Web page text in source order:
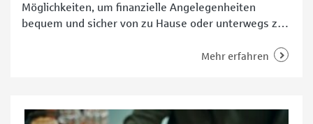
Möglichkeiten, um finanzielle Angelegenheiten
bequem und sicher von zu Hause oder unterwegs zu
Banking-Plattformen oder mobile Apps Kontostände
unserer Serie Digitales Banking bei der Sparkasse
Mehr erfahren